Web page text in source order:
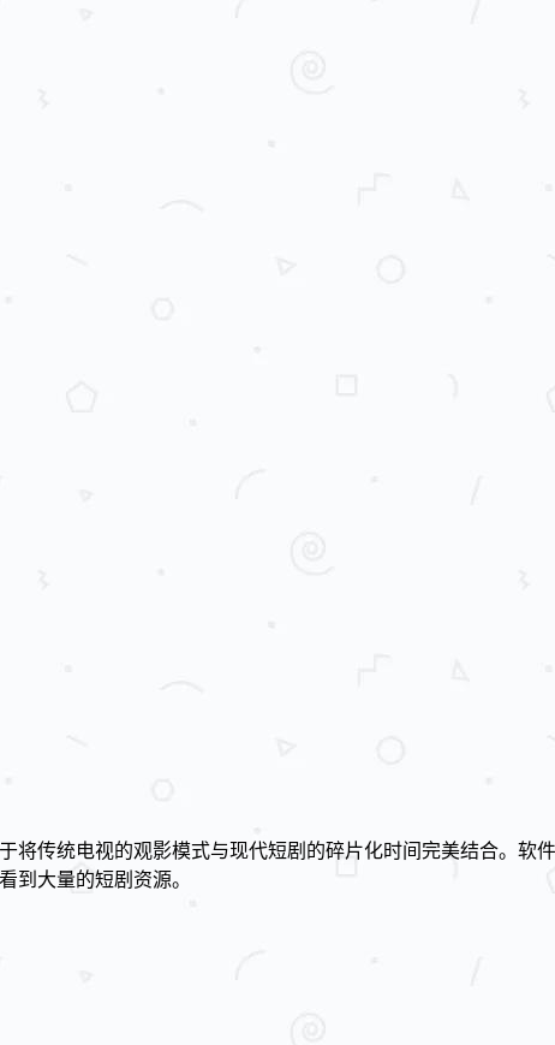
传统电视的观影模式与现代短剧的碎片化时间完美结合。软
到大量的短剧资源。